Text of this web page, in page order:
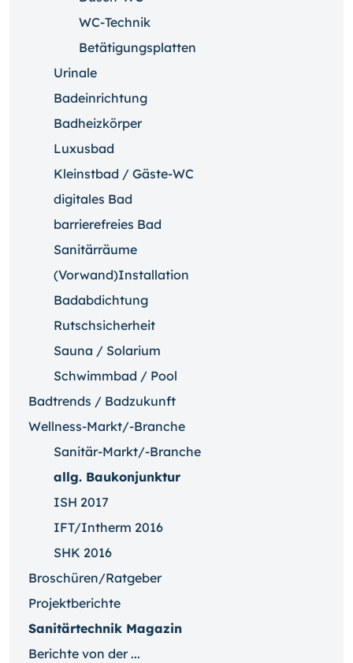
WC-Technik
Betätigungsplatten
Urinale
Badeinrichtung
Badheizkörper
Luxusbad
Kleinstbad / Gäste-WC
digitales Bad
barrierefreies Bad
Sanitärräume
(Vorwand)Installation
Badabdichtung
Rutschsicherheit
Sauna / Solarium
Schwimmbad / Pool
Badtrends / Badzukunft
Wellness-Markt/-Branche
Sanitär-Markt/-Branche
allg. Baukonjunktur
ISH 2017
IFT/Intherm 2016
SHK 2016
Broschüren/Ratgeber
Projektberichte
Sanitärtechnik Magazin
Berichte von der ...